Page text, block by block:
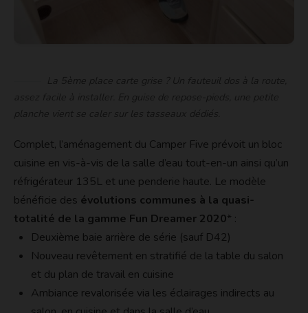
Complet, l’aménagement du Camper Five prévoit un bloc
cuisine en vis-à-vis de la salle d’eau tout-en-un ainsi qu’un
réfrigérateur 135L et une penderie haute. Le modèle
bénéficie des évolutions communes à la quasi-
totalité de la gamme Fun Dreamer 2020* :
Deuxième baie arrière de série (sauf D42)
Nouveau revêtement en stratifié de la table du salon
et du plan de travail en cuisine
Ambiance revalorisée via les éclairages indirects au